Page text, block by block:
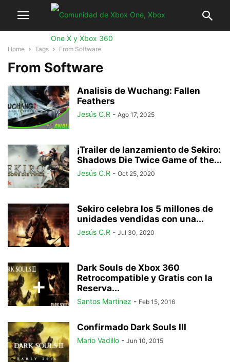
Home Tags From Software
From Software
Analisis de Wuchang: Fallen
Feathers
Jesús C.R - Ago 17, 2025
¡Trailer de lanzamiento de Sekiro:
Shadows Die Twice Game of the...
Jesús C.R - Oct 25, 2020
Sekiro celebra los 5 millones de
unidades vendidas con una...
Jesús C.R - Jul 30, 2020
Dark Souls de Xbox 360
Retrocompatible y Gratis con la
Reserva...
Santos Martínez - Feb 15, 2016
Confirmado Dark Souls III
Mario Vadillo - Jun 10, 2015